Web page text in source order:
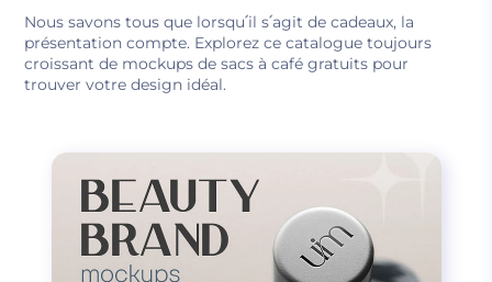
Nous savons tous que lorsqu՛il s՛agit de cadeaux, la
présentation compte. Explorez ce catalogue toujours
croissant de mockups de sacs à café gratuits pour
trouver votre design idéal.